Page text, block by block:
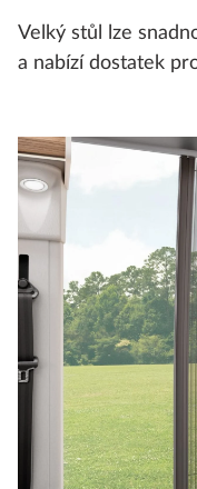
Velký stůl lze
a nabízí dostatek